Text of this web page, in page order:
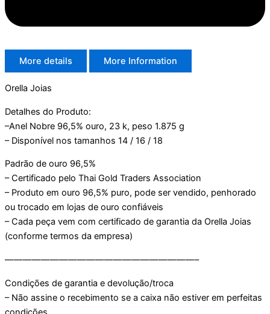
More details More Information
Orella Joias
Detalhes do Produto:
–Anel Nobre 96,5% ouro, 23 k, peso 1.875 g
– Disponível nos tamanhos 14 / 16 / 18
Padrão de ouro 96,5%
– Certificado pelo Thai Gold Traders Association
– Produto em ouro 96,5% puro, pode ser vendido, penhorado
ou trocado em lojas de ouro confiáveis
– Cada peça vem com certificado de garantia da Orella Joias
(conforme termos da empresa)
—————————————————————–
Condições de garantia e devolução/troca
– Não assine o recebimento se a caixa não estiver em perfeitas